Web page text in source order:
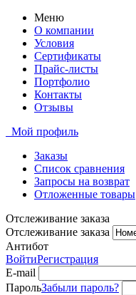
Меню
О компании
Условия
Сертификаты
Прайс-листы
Портфолио
Контакты
Отзывы
Мой профиль
Заказы
Список сравнения
Запросы на возврат
Отложенные товары
Отслеживание заказа
Отслеживание заказа
Антибот
ВойтиРегистрация
E-mail
ПарольЗабыли пароль?